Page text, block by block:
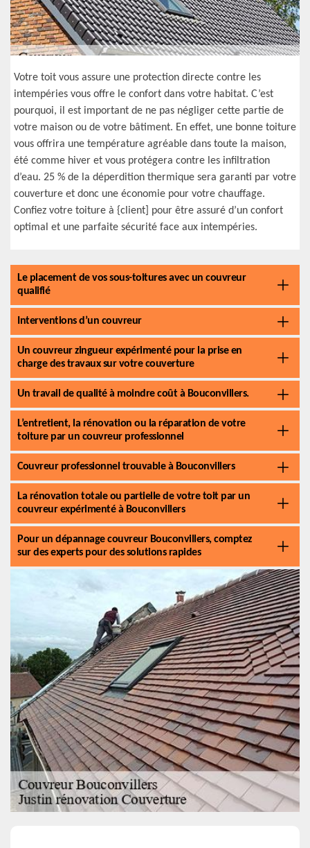
Votre toit vous assure une protection directe contre les
intempéries vous offre le confort dans votre habitat. C’est
pourquoi, il est important de ne pas négliger cette partie de
votre maison ou de votre bâtiment. En effet, une bonne toiture
vous offrira une température agréable dans toute la maison,
été comme hiver et vous protégera contre les infiltration
d’eau. 25 % de la déperdition thermique sera garanti par votre
couverture et donc une économie pour votre chauffage.
Confiez votre toiture à {client] pour être assuré d’un confort
optimal et une parfaite sécurité face aux intempéries.
Le placement de vos sous-toitures avec un couvreur
qualifié
Interventions d’un couvreur
Un couvreur zingueur expérimenté pour la prise en
charge des travaux sur votre couverture
Un travail de qualité à moindre coût à Bouconvillers.
L’entretient, la rénovation ou la réparation de votre
toiture par un couvreur professionnel
Couvreur professionnel trouvable à Bouconvillers
La rénovation totale ou partielle de votre toit par un
couvreur expérimenté à Bouconvillers
Pour un dépannage couvreur Bouconvillers, comptez
sur des experts pour des solutions rapides